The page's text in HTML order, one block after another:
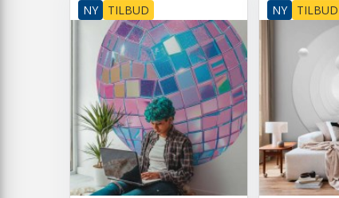
NY TILBUD NY TILBUD